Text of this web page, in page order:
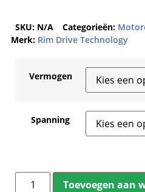
SKU: N/A Categorieën:
Merk: Rim Drive Technology
Vermogen
Spanning
Toevoegen aan